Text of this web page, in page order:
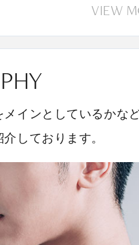
VIEW
メインとしているかな
しております。